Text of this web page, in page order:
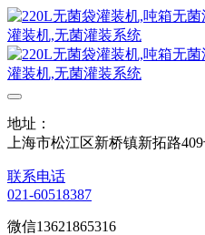
地址：
上海市松江区新桥镇新拓路
联系电话
021-60518387
微信13621865316